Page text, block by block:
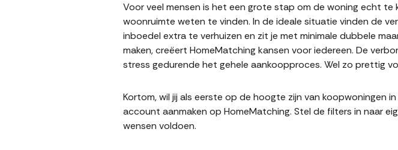
Voor veel mensen is het een grote stap om de woning echt
woonruimte weten te vinden. In de ideale situatie vinden de
inboedel extra te verhuizen en zit je met minimale dubbele
maken, creëert HomeMatching kansen voor iedereen. De
stress gedurende het gehele aankoopproces. Wel zo prettig
Kortom, wil jij als eerste op de hoogte zijn van koopwoningen
account aanmaken op HomeMatching. Stel de filters in naar
wensen voldoen.